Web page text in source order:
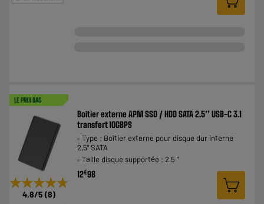
LE PRIX BAS
★★★★★
★★★★★
4.8/5 (8)
Boîtier externe APM SSD / HDD SATA 2.5’’ USB-C 3.1
transfert 10GBPS
Type : Boîtier externe pour disque dur interne
2,5" SATA
Taille disque supportée : 2,5 "
12€98